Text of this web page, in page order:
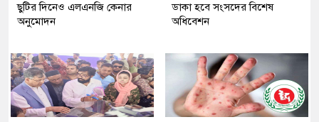
ছুটির দিনেও এলএনজি কেনার
অনুমোদন
ডাকা হবে সংসদের বিশেষ
অধিবেশন